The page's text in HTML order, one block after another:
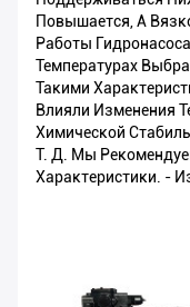
Повышается, А
Работы
Температурах
Такими
Влияли Изменения
Химической
Т. Д. Мы
Характеристики. -